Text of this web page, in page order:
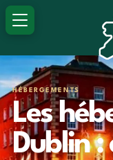
HÉBERGEMENTS
Les
Dublin :